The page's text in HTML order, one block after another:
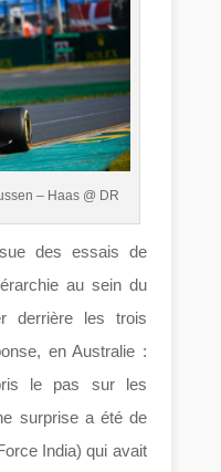
– Haas @ DR
des essais de
au sein du
derrière les trois
en Australie :
le pas sur les
surprise a été de
India) qui avait